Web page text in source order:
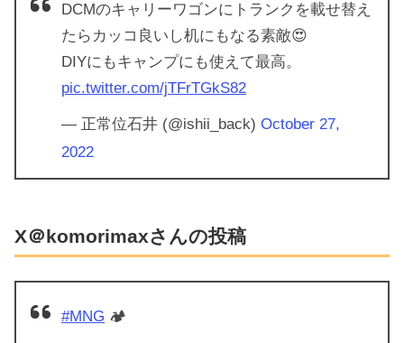
DCMのキャリーワゴンにトランクを載せ替え
たらカッコ良いし机にもなる素敵😍
DIYにもキャンプにも使えて最高。
pic.twitter.com/jTFrTGkS82
— 正常位石井 (@ishii_back) October 27,
2022
X＠komorimaxさんの投稿
#MNG 🏕